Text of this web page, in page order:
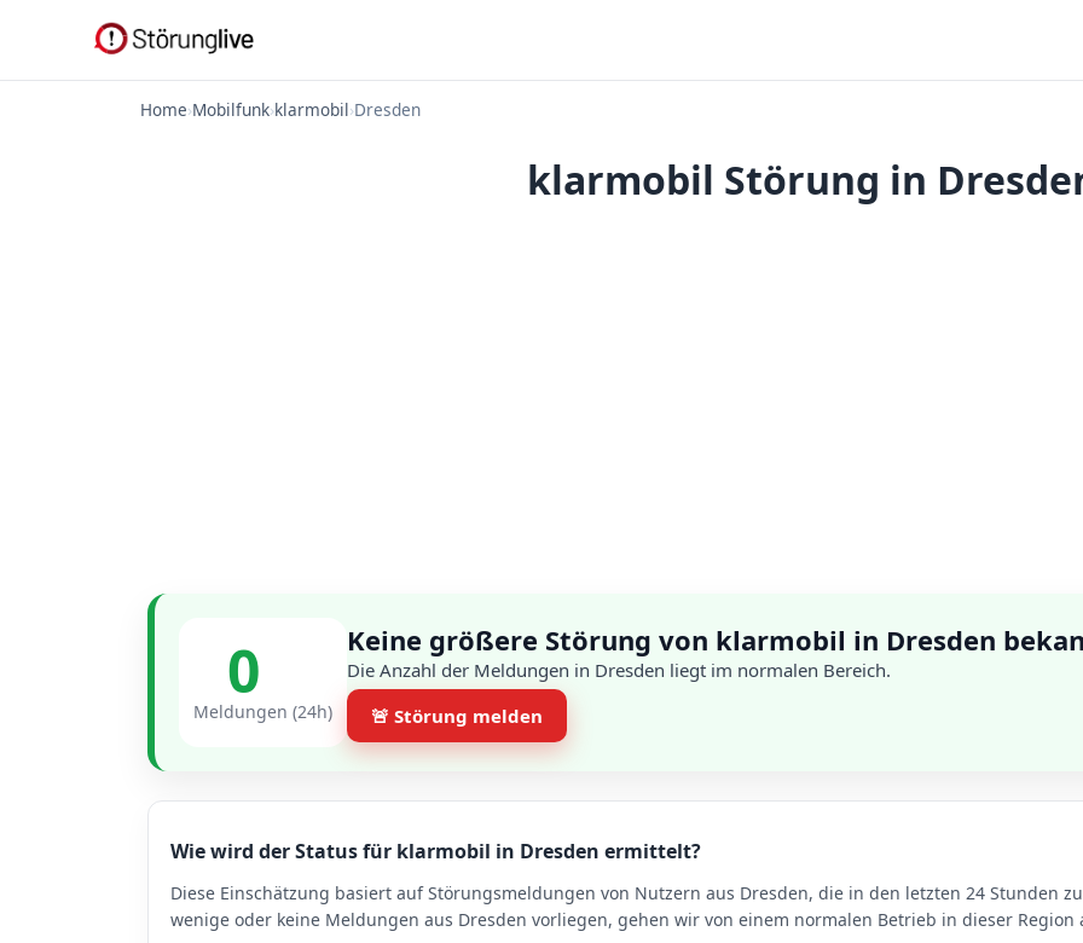
Home›Mobilfunk›klarmobil›Dresden
klarmobil Störung in
0
Meldungen (24h)
Keine größere Störung von klarmobil in Dresden
Die Anzahl der Meldungen in Dresden liegt im normalen Bereich.
🚨 Störung melden
Wie wird der Status für klarmobil in Dresden ermittelt?
Diese Einschätzung basiert auf Störungsmeldungen von Nutzern aus Dresden, die in den letzten 24 Stunden
wenige oder keine Meldungen aus Dresden vorliegen, gehen wir von einem normalen Betrieb in dieser Region